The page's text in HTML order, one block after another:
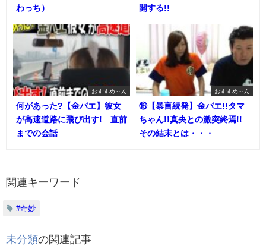
わっち）
開する!!
おすすめ～ん
何があった?【金バエ】彼女
が高速道路に飛び出す! 直前
までの会話
おすすめ～ん
⑯【暴言続発】金バエ!!タマ
ちゃん!!真央との激突終焉!!
その結末とは・・・
関連キーワード
#奇妙
未分類の関連記事